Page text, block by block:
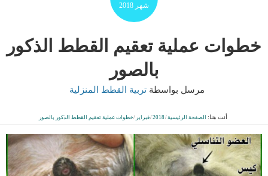
شهر 2018
خطوات عملية تعقيم القطط الذكور
بالصور
مرسل بواسطة تربية القطط المنزلية
أنت هنا: الصفحة الرئيسية/
2018
/فبراير /خطوات عملية تعقيم القطط الذكور بالصور